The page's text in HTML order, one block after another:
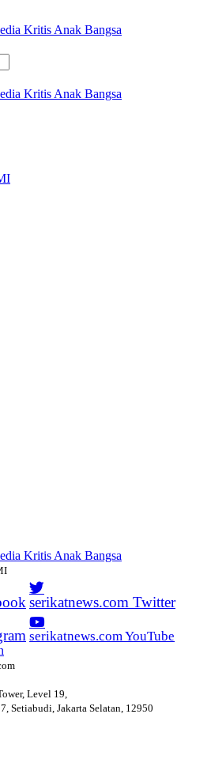
serikatnews.com Twitter
serikatnews.com YouTube
Level 19,
Setiabudi, Jakarta Selatan, 12950